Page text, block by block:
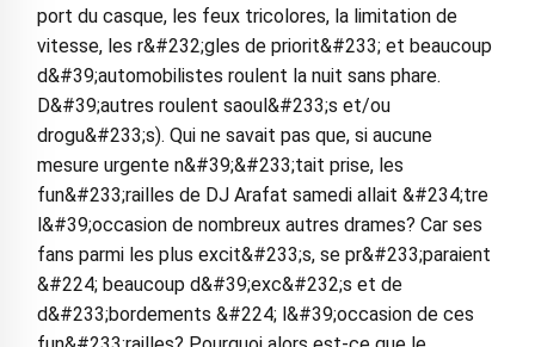
port du casque, les feux tricolores, la limitation de
vitesse, les r&#232;gles de priorit&#233; et beaucoup
d&#39;automobilistes roulent la nuit sans phare.
D&#39;autres roulent saoul&#233;s et/ou
drogu&#233;s). Qui ne savait pas que, si aucune
mesure urgente n&#39;&#233;tait prise, les
fun&#233;railles de DJ Arafat samedi allait &#234;tre
l&#39;occasion de nombreux autres drames? Car ses
fans parmi les plus excit&#233;s, se pr&#233;paraient
&#224; beaucoup d&#39;exc&#232;s et de
d&#233;bordements &#224; l&#39;occasion de ces